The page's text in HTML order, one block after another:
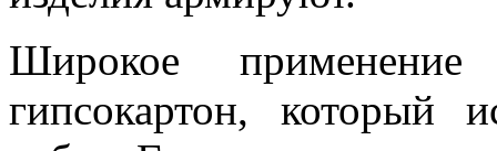
Широкое
гипсокартон, который